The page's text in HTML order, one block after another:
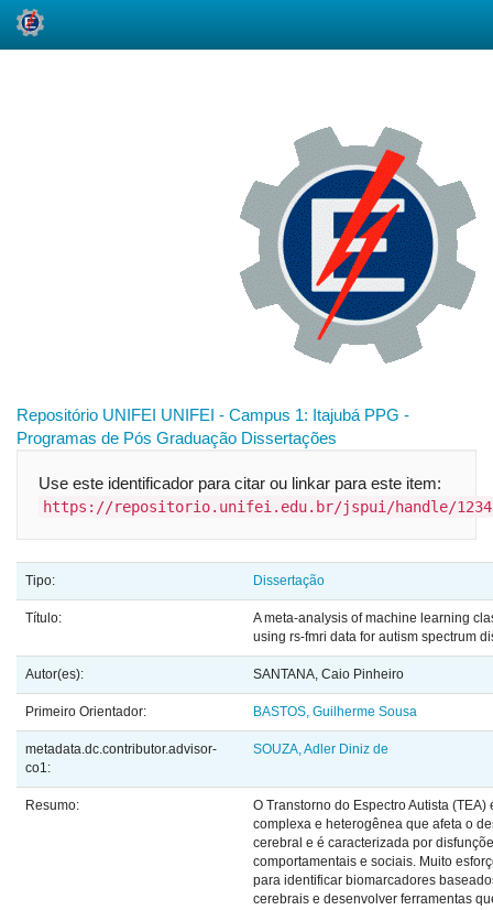
Repositório UNIFEI UNIFEI - Campus 1: Itajubá PPG -
Programas de Pós Graduação Dissertações
Use este identificador para citar ou linkar para este item:
https://repositorio.unifei.edu.br/jspui/handle/
Tipo: Dissertação
Título:
A meta-analysis of machine learning
using rs-fmri data for autism spectrum
Autor(es): SANTANA, Caio Pinheiro
Primeiro Orientador: BASTOS, Guilherme Sousa
metadata.dc.contributor.advisor-
co1:
SOUZA, Adler Diniz de
Resumo:
O Transtorno do Espectro Autista (TEA)
complexa e heterogênea que afeta o
cerebral e é caracterizada por
comportamentais e sociais. Muito
para identificar biomarcadores
cerebrais e desenvolver ferramentas